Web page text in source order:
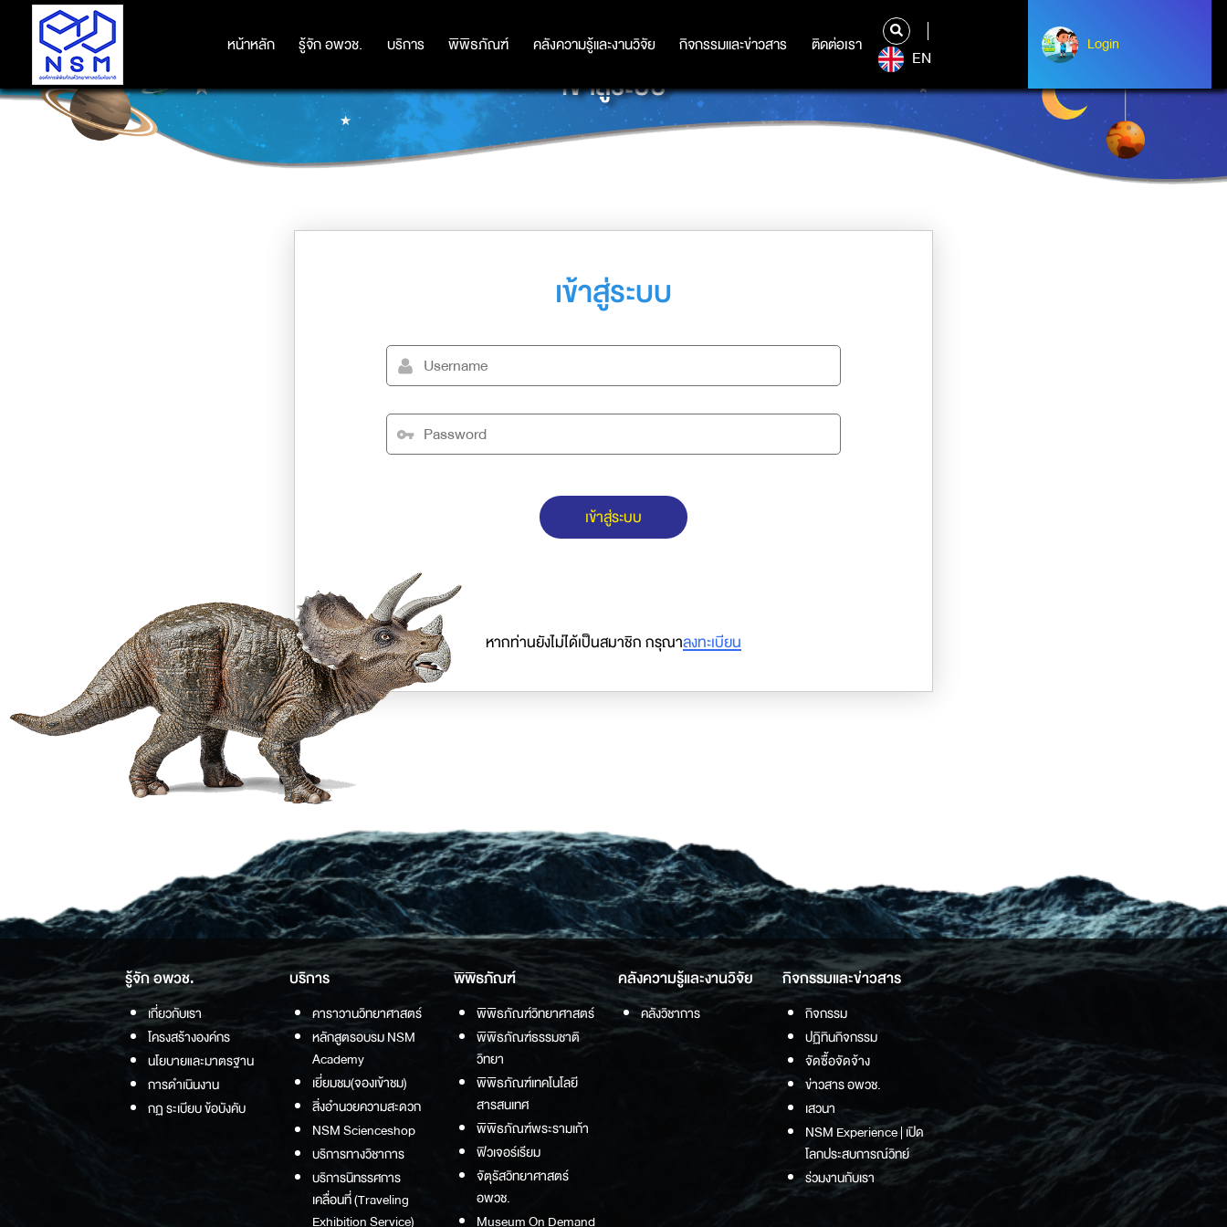
หน้าหลัก รู้จัก อพวช. บริการ พิพิธภัณฑ์ คลังความรู้และงานวิจัย กิจกรรมและข่าวสาร ติดต่อเรา
หน้าหลัก รู้จัก อพวช. บริการ พิพิธภัณฑ์ คลังความรู้และงานวิจัย กิจกรรมและข่าวสาร ติดต่อเรา
EN
Login
Albert Einstein
เข้าสู่ระบบ
เข้าสู่ระบบ
เข้าสู่ระบบ
หากท่านยังไม่ได้เป็นสมาชิก กรุณาลงทะเบียน
รู้จัก อพวช.
เกี่ยวกับเรา
โครงสร้างองค์กร
นโยบายและมาตรฐาน
การดำเนินงาน
กฏ ระเบียบ ข้อบังคับ
บริการ
คาราวานวิทยาศาสตร์
หลักสูตรอบรม NSM
Academy
เยี่ยมชม(จองเข้าชม)
สิ่งอำนวยความสะดวก
NSM Scienceshop
บริการทางวิชาการ
บริการนิทรรศการ
เคลื่อนที่ (Traveling
Exhibition Service)
พิพิธภัณฑ์
พิพิธภัณฑ์วิทยาศาสตร์
พิพิธภัณฑ์ธรรมชาติ
วิทยา
พิพิธภัณฑ์เทคโนโลยี
สารสนเทศ
พิพิธภัณฑ์พระรามเก้า
ฟิวเจอร์เรียม
จัตุรัสวิทยาศาสตร์
อพวช.
Museum On Demand
คลังความรู้และงานวิจัย
คลังวิชาการ
กิจกรรมและข่าวสาร
กิจกรรม
ปฏิทินกิจกรรม
จัดซื้อจัดจ้าง
ข่าวสาร อพวช.
เสวนา
NSM Experience | เปิด
โลกประสบการณ์วิทย์
ร่วมงานกับเรา